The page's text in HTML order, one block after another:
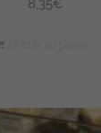
8,35€